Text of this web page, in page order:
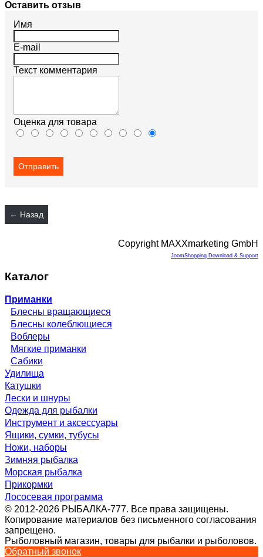
Оставить отзыв
Имя
E-mail
Текст комментария
Оценка для товара
Copyright MAXXmarketing GmbH
JoomShopping Download & Support
Каталог
Приманки
Блесны вращающиеся
Блесны колеблющиеся
Воблеры
Мягкие приманки
Сабики
Удилища
Катушки
Лески и шнуры
Одежда для рыбалки
Инструмент и аксессуары
Ящики, сумки, тубусы
Ножи, наборы
Зимняя рыбалка
Морская рыбалка
Прикормки
Лососевая программа
© 2012-2026 РЫБАЛКА-777. Все права защищены.
Копирование материалов без письменного согласования
запрещено.
Рыболовный магазин, товары для рыбалки и рыболовов.
Обратный звонок